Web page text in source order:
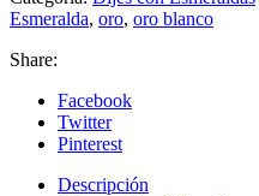
Esmeralda, oro, oro blanco
Share:
Facebook
Twitter
Pinterest
Descripción